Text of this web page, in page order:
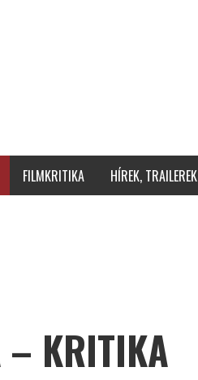
FILMKRITIKA HÍREK, TRAILEREK
– KRITIKA